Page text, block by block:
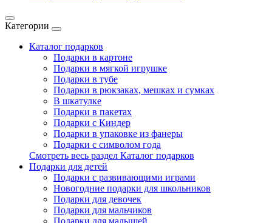
Категории
Каталог подарков
Подарки в картоне
Подарки в мягкой игрушке
Подарки в тубе
Подарки в рюкзаках, мешках и сумках
В шкатулке
Подарки в пакетах
Подарки с Киндер
Подарки в упаковке из фанеры
Подарки с символом года
Смотреть весь раздел Каталог подарков
Подарки для детей
Подарки с развивающими играми
Новогодние подарки для школьников
Подарки для девочек
Подарки для мальчиков
Подарки для малышей